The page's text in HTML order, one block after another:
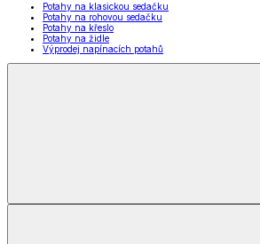
Potahy na klasickou sedačku
Potahy na rohovou sedačku
Potahy na křeslo
Potahy na židle
Výprodej napínacích potahů